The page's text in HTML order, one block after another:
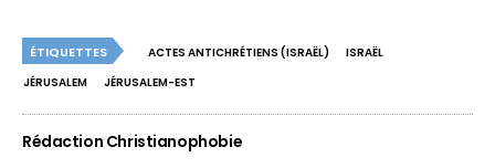
ÉTIQUETTES ACTES ANTICHRÉTIENS (ISRAËL)
ISRAËL
JÉRUSALEM
JÉRUSALEM-EST
Rédaction Christianophobie